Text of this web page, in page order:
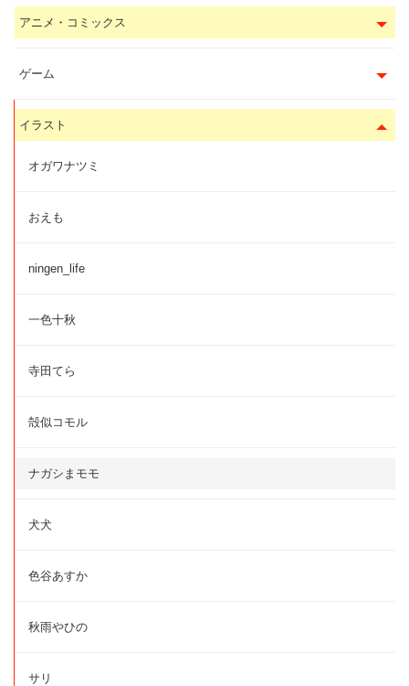
アニメ・コミックス
ゲーム
イラスト
オガワナツミ
おえも
ningen_life
一色十秋
寺田てら
殻似コモル
ナガシまモモ
犬犬
色谷あすか
秋雨やひの
サリ